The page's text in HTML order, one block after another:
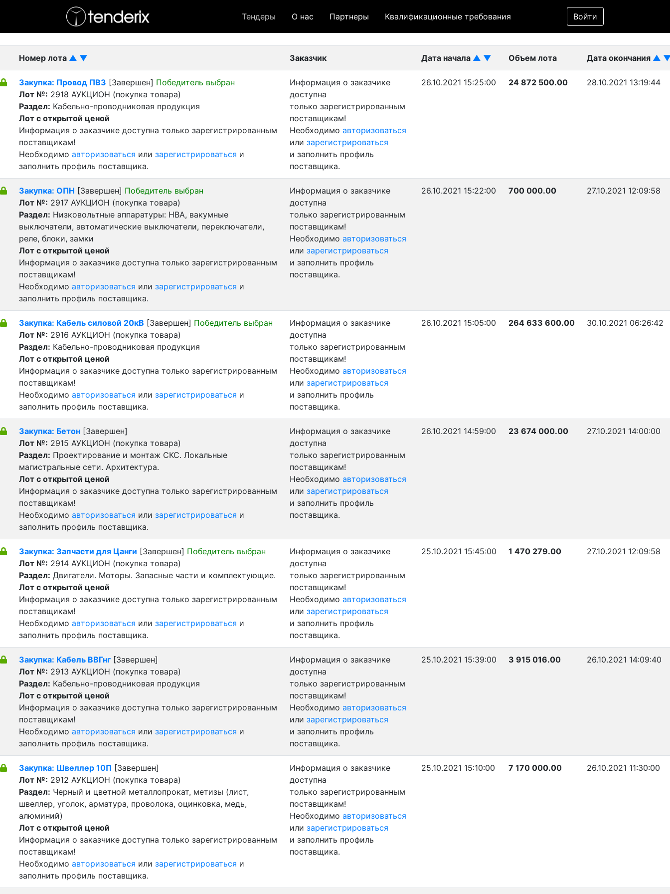
Тендеры О нас Партнеры Квалификационные требования Войти
Фильтр
- Завершенный лот
Номер лота ▲ ▼ Заказчик Дата начала ▲ ▼ Объем лота Дата окончания ▲
Закупка: Провод ПВ3 [Завершен] Победитель выбран
Лот №: 2918 АУКЦИОН (покупка товара)
Раздел: Кабельно-проводниковая продукция
Лот с открытой ценой
Информация о заказчике доступна только зарегистрированным
поставщикам!
Необходимо авторизоваться или зарегистрироваться и
заполнить профиль поставщика.
Информация о заказчике
доступна
только зарегистрированным
поставщикам!
Необходимо авторизоваться
или зарегистрироваться
и заполнить профиль
поставщика.
26.10.2021 15:25:00 24 872 500.00 28.10.2021 13:19:44
Закупка: ОПН [Завершен] Победитель выбран
Лот №: 2917 АУКЦИОН (покупка товара)
Раздел: Низковольтные аппаратуры: НВА, вакумные
выключатели, автоматические выключатели, переключатели,
реле, блоки, замки
Лот с открытой ценой
Информация о заказчике доступна только зарегистрированным
поставщикам!
Необходимо авторизоваться или зарегистрироваться и
заполнить профиль поставщика.
Информация о заказчике
доступна
только зарегистрированным
поставщикам!
Необходимо авторизоваться
или зарегистрироваться
и заполнить профиль
поставщика.
26.10.2021 15:22:00 700 000.00 27.10.2021 12:09:58
Закупка: Кабель силовой 20кВ [Завершен] Победитель выбран
Лот №: 2916 АУКЦИОН (покупка товара)
Раздел: Кабельно-проводниковая продукция
Лот с открытой ценой
Информация о заказчике доступна только зарегистрированным
поставщикам!
Необходимо авторизоваться или зарегистрироваться и
заполнить профиль поставщика.
Информация о заказчике
доступна
только зарегистрированным
поставщикам!
Необходимо авторизоваться
или зарегистрироваться
и заполнить профиль
поставщика.
26.10.2021 15:05:00 264 633 600.00 30.10.2021 06:26:42
Закупка: Бетон [Завершен]
Лот №: 2915 АУКЦИОН (покупка товара)
Раздел: Проектирование и монтаж СКС. Локальные
магистральные сети. Архитектура.
Лот с открытой ценой
Информация о заказчике доступна только зарегистрированным
поставщикам!
Необходимо авторизоваться или зарегистрироваться и
заполнить профиль поставщика.
Информация о заказчике
доступна
только зарегистрированным
поставщикам!
Необходимо авторизоваться
или зарегистрироваться
и заполнить профиль
поставщика.
26.10.2021 14:59:00 23 674 000.00 27.10.2021 14:00:00
Закупка: Запчасти для Цанги [Завершен] Победитель выбран
Лот №: 2914 АУКЦИОН (покупка товара)
Раздел: Двигатели. Моторы. Запасные части и комплектующие.
Лот с открытой ценой
Информация о заказчике доступна только зарегистрированным
поставщикам!
Необходимо авторизоваться или зарегистрироваться и
заполнить профиль поставщика.
Информация о заказчике
доступна
только зарегистрированным
поставщикам!
Необходимо авторизоваться
или зарегистрироваться
и заполнить профиль
поставщика.
25.10.2021 15:45:00 1 470 279.00 27.10.2021 12:09:58
Закупка: Кабель ВВГнг [Завершен]
Лот №: 2913 АУКЦИОН (покупка товара)
Раздел: Кабельно-проводниковая продукция
Лот с открытой ценой
Информация о заказчике доступна только зарегистрированным
поставщикам!
Необходимо авторизоваться или зарегистрироваться и
заполнить профиль поставщика.
Информация о заказчике
доступна
только зарегистрированным
поставщикам!
Необходимо авторизоваться
или зарегистрироваться
и заполнить профиль
поставщика.
25.10.2021 15:39:00 3 915 016.00 26.10.2021 14:09:40
Закупка: Швеллер 10П [Завершен]
Лот №: 2912 АУКЦИОН (покупка товара)
Раздел: Черный и цветной металлопрокат, метизы (лист,
швеллер, уголок, арматура, проволока, оцинковка, медь,
алюминий)
Лот с открытой ценой
Информация о заказчике доступна только зарегистрированным
поставщикам!
Необходимо авторизоваться или зарегистрироваться и
заполнить профиль поставщика.
Информация о заказчике
доступна
только зарегистрированным
поставщикам!
Необходимо авторизоваться
или зарегистрироваться
и заполнить профиль
поставщика.
25.10.2021 15:10:00 7 170 000.00 26.10.2021 11:30:00